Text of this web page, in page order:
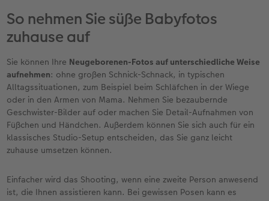
So nehmen Sie süße Babyfotos
zuhause auf
Sie können Ihre Neugeborenen-Fotos auf unterschiedliche Weise
aufnehmen: ohne großen Schnick-Schnack, in typischen
Alltagssituationen, zum Beispiel beim Schläfchen in der Wiege
oder in den Armen von Mama. Nehmen Sie bezaubernde
Geschwister-Bilder auf oder machen Sie Detail-Aufnahmen von
Füßchen und Händchen. Außerdem können Sie sich auch für ein
klassisches Studio-Setup entscheiden, das Sie ganz leicht
zuhause umsetzen können.
Einfacher wird das Shooting, wenn eine zweite Person anwesend
ist, die Ihnen assistieren kann. Bei gewissen Posen kann es